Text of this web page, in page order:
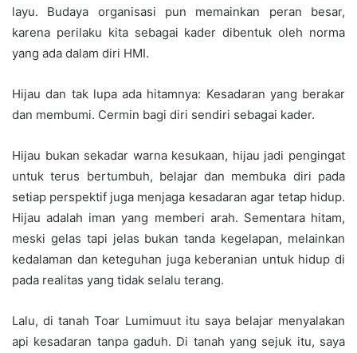
layu. Budaya organisasi pun memainkan peran besar,
karena perilaku kita sebagai kader dibentuk oleh norma
yang ada dalam diri HMI.
Hijau dan tak lupa ada hitamnya: Kesadaran yang berakar
dan membumi. Cermin bagi diri sendiri sebagai kader.
Hijau bukan sekadar warna kesukaan, hijau jadi pengingat
untuk terus bertumbuh, belajar dan membuka diri pada
setiap perspektif juga menjaga kesadaran agar tetap hidup.
Hijau adalah iman yang memberi arah. Sementara hitam,
meski gelas tapi jelas bukan tanda kegelapan, melainkan
kedalaman dan keteguhan juga keberanian untuk hidup di
pada realitas yang tidak selalu terang.
Lalu, di tanah Toar Lumimuut itu saya belajar menyalakan
api kesadaran tanpa gaduh. Di tanah yang sejuk itu, saya